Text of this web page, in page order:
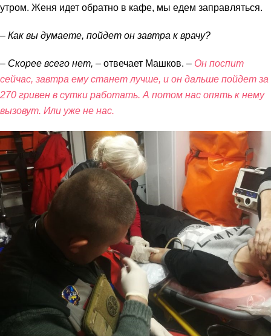
утром. Женя идет обратно в кафе, мы едем заправляться.
– Как вы думаете, пойдет он завтра к врачу?
– Скорее всего нет, – отвечает Машков. – Он поспит
сейчас, завтра ему станет лучше, и он дальше пойдет за
270 гривен в сутки работать. А потом нас опять к нему
вызовут. Или уже не нас.